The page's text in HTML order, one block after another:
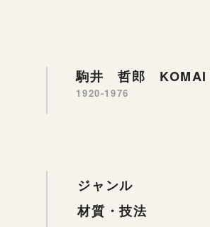
駒井 哲郎 KOMAI
1920-1976
ジャンル
材質・技法